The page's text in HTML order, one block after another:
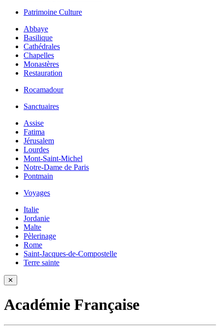
Patrimoine Culture
Abbaye
Basilique
Cathédrales
Chapelles
Monastères
Restauration
Rocamadour
Sanctuaires
Assise
Fatima
Jérusalem
Lourdes
Mont-Saint-Michel
Notre-Dame de Paris
Pontmain
Voyages
Italie
Jordanie
Malte
Pèlerinage
Rome
Saint-Jacques-de-Compostelle
Terre sainte
✕
Académie Française